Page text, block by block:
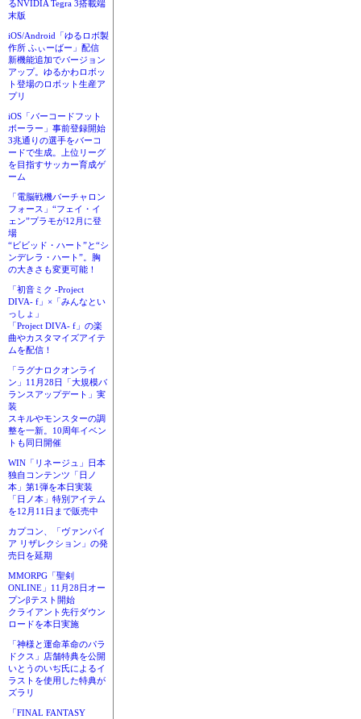
るNVIDIA Tegra 3搭載端
末版
iOS/Android「ゆるロボ製
作所 ふぃーばー」配信
新機能追加でバージョン
アップ。ゆるかわロボッ
ト登場のロボット生産ア
プリ
iOS「バーコードフット
ボーラー」事前登録開始
3兆通りの選手をバーコ
ードで生成。上位リーグ
を目指すサッカー育成ゲ
ーム
「電脳戦機バーチャロン
フォース」“フェイ・イ
ェン”プラモが12月に登
場
“ビビッド・ハート”と“シ
ンデレラ・ハート”。胸
の大きさも変更可能！
「初音ミク -Project
DIVA- f」×「みんなとい
っしょ」
「Project DIVA- f」の楽
曲やカスタマイズアイテ
ムを配信！
「ラグナロクオンライ
ン」11月28日「大規模バ
ランスアップデート」実
装
スキルやモンスターの調
整を一新。10周年イベン
トも同日開催
WIN「リネージュ」日本
独自コンテンツ「日ノ
本」第1弾を本日実装
「日ノ本」特別アイテム
を12月11日まで販売中
カプコン、「ヴァンパイ
ア リザレクション」の発
売日を延期
MMORPG「聖剣
ONLINE」11月28日オー
プンβテスト開始
クライアント先行ダウン
ロードを本日実施
「神様と運命革命のパラ
ドクス」店舗特典を公開
いとうのいぢ氏によるイ
ラストを使用した特典が
ズラリ
「FINAL FANTASY